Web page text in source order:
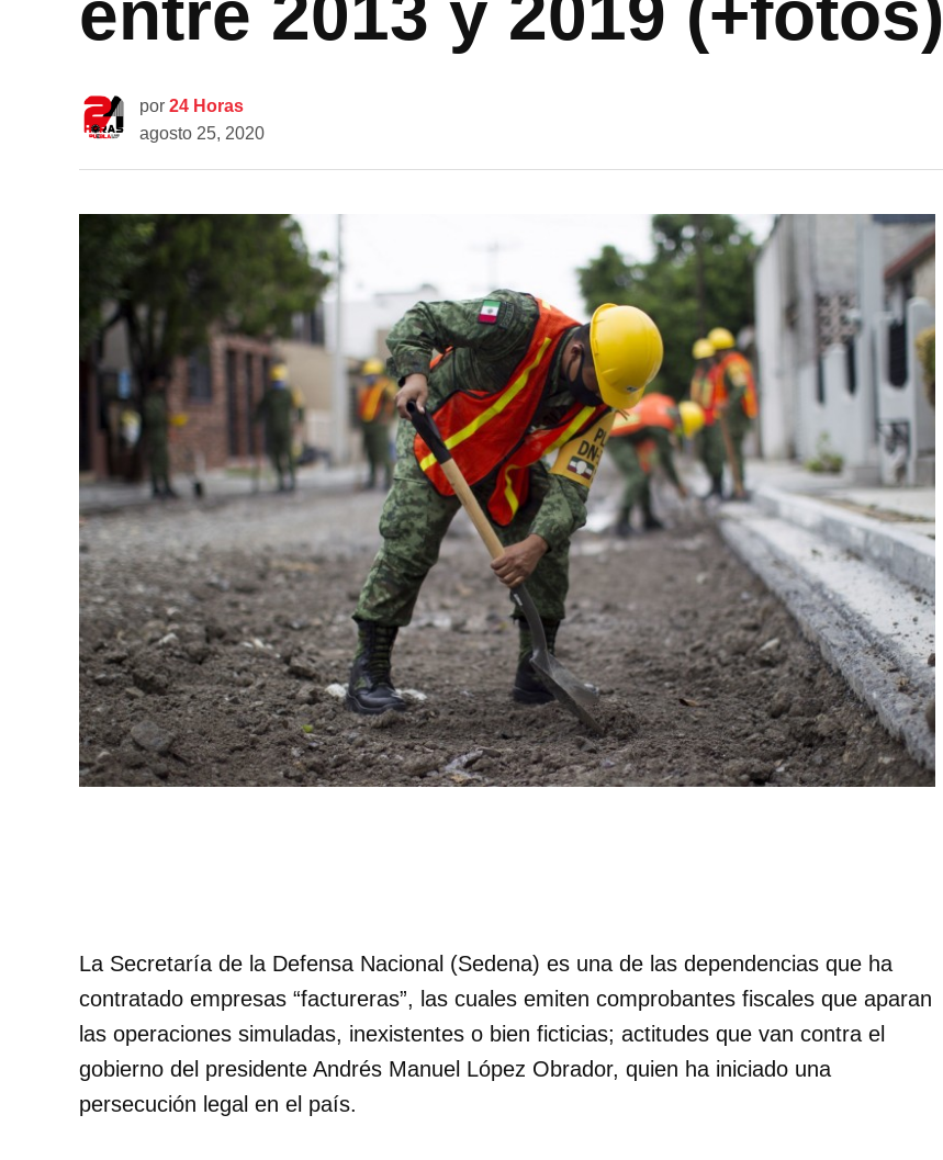
por 24 Horas
agosto 25, 2020
La Secretaría de la Defensa Nacional (Sedena) es una de las dependencias que ha
contratado empresas “factureras”, las cuales emiten comprobantes fiscales que aparan
las operaciones simuladas, inexistentes o bien ficticias; actitudes que van contra el
gobierno del presidente Andrés Manuel López Obrador, quien ha iniciado una
persecución legal en el país.